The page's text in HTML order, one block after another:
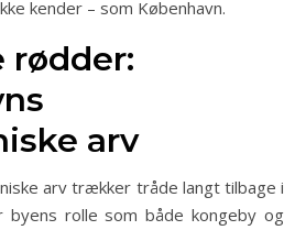
kender – som København.
rødder:
arv
arv trækker tråde langt tilbage i
byens rolle som både kongeby og